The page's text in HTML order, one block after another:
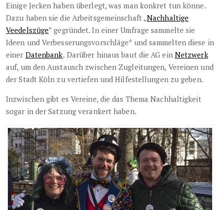
Einige Jecken haben überlegt, was man konkret tun könne.
Dazu haben sie die Arbeitsgemeinschaft „Nachhaltige
Veedelszüge” gegründet. In einer Umfrage sammelte sie
Ideen und Verbesserungsvorschläge* und sammelten diese in
einer Datenbank. Darüber hinaus baut die AG ein Netzwerk
auf, um den Austausch zwischen Zugleitungen, Vereinen und
der Stadt Köln zu vertiefen und Hilfestellungen zu geben.
Inzwischen gibt es Vereine, die das Thema Nachhaltigkeit
sogar in der Satzung verankert haben.